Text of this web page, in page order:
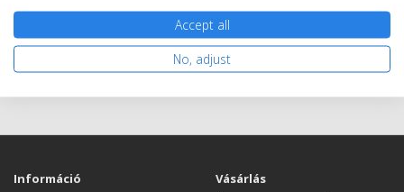
Nem rendelhető
Információ Vásárlás
Accept all
No, adjust